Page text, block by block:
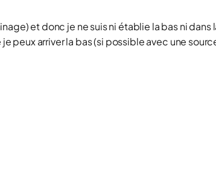
et donc je ne suis ni établie la bas ni
peux arriver la bas (si possible avec une